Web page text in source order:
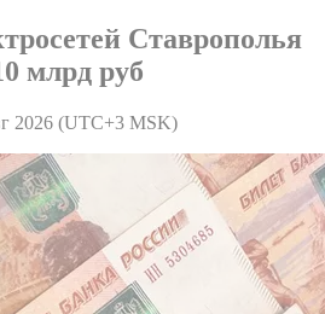
Ставрополья
млрд руб
2026 (UTC+3 MSK)